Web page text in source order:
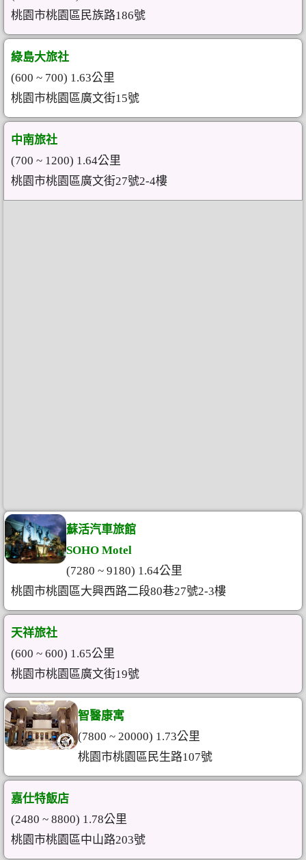
桃園市桃園區民族路186號
綠島大旅社
(600 ~ 700) 1.63公里
桃園市桃園區廣文街15號
中南旅社
(700 ~ 1200) 1.64公里
桃園市桃園區廣文街27號2-4樓
蘇活汽車旅館
SOHO Motel
(7280 ~ 9180) 1.64公里
桃園市桃園區大興西路二段80巷27號2-3樓
天祥旅社
(600 ~ 600) 1.65公里
桃園市桃園區廣文街19號
智醫康寓
(7800 ~ 20000) 1.73公里
桃園市桃園區民生路107號
嘉仕特飯店
(2480 ~ 8800) 1.78公里
桃園市桃園區中山路203號